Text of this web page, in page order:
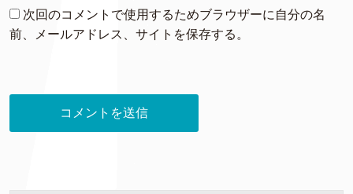
次回のコメントで使用するためブラウザーに自分の名
前、メールアドレス、サイトを保存する。